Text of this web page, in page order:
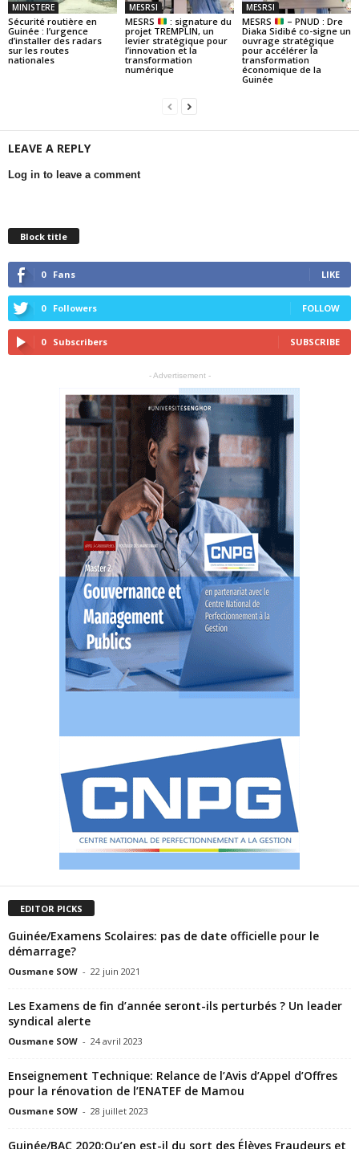
MINISTERE
Sécurité routière en
Guinée : l’urgence
d’installer des radars
sur les routes
nationales
MESRSI
MESRS
: signature du
projet TREMPLIN, un
levier stratégique pour
l’innovation et la
transformation
numérique
MESRSI
MESRS
– PNUD : Dre
Diaka Sidibé co-signe un
ouvrage stratégique
pour accélérer la
transformation
économique de la
Guinée
LEAVE A REPLY
Log in to leave a comment
Block title
0 Fans LIKE
0 Followers FOLLOW
0 Subscribers SUBSCRIBE
- Advertisement -
EDITOR PICKS
Guinée/Examens Scolaires: pas de date officielle pour le
démarrage?
Ousmane SOW - 22 juin 2021
Les Examens de fin d’année seront-ils perturbés ? Un leader
syndical alerte
Ousmane SOW - 24 avril 2023
Enseignement Technique: Relance de l’Avis d’Appel d’Offres
pour la rénovation de l’ENATEF de Mamou
Ousmane SOW - 28 juillet 2023
Guinée/BAC 2020:Qu’en est-il du sort des Élèves Fraudeurs et